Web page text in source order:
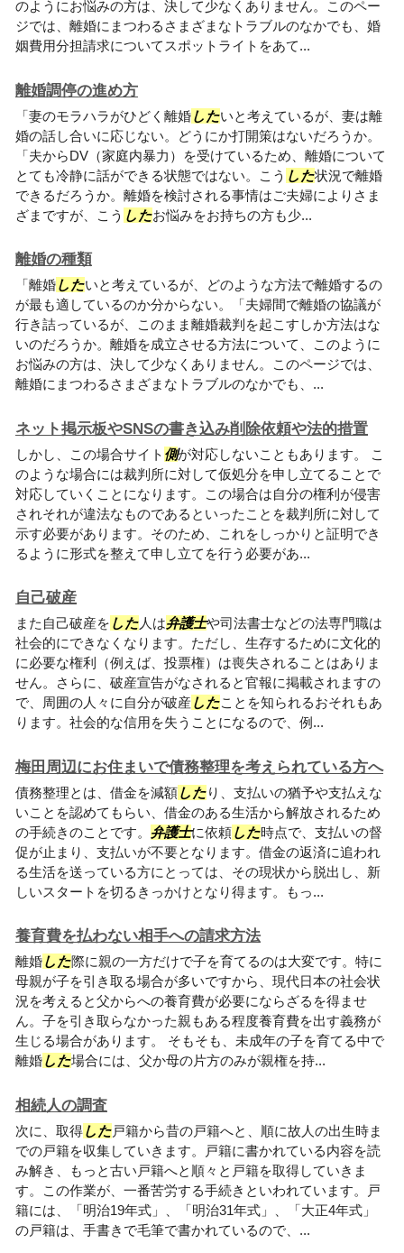
のようにお悩みの方は、決して少なくありません。このペー
ジでは、離婚にまつわるさまざまなトラブルのなかでも、婚
姻費用分担請求についてスポットライトをあて...
離婚調停の進め方
「妻のモラハラがひどく離婚したいと考えているが、妻は離
婚の話し合いに応じない。どうにか打開策はないだろうか。
「夫からDV（家庭内暴力）を受けているため、離婚について
とても冷静に話ができる状態ではない。こう した状況で離婚
できるだろうか。離婚を検討される事情はご夫婦によりさま
ざまですが、こう したお悩みをお持ちの方も少...
離婚の種類
「離婚したいと考えているが、どのような方法で離婚するの
が最も適しているのか分からない。「夫婦間で離婚の協議が
行き詰っているが、このまま離婚裁判を起こすしか方法はな
いのだろうか。離婚を成立させる方法について、このように
お悩みの方は、決して少なくありません。このページでは、
離婚にまつわるさまざまなトラブルのなかでも、...
ネット掲示板やSNSの書き込み削除依頼や法的措置
しかし、この場合サイト 側が対応しないこともあります。 こ
のような場合には裁判所に対して仮処分を申し立てることで
対応していくことになります。この場合は自分の権利が侵害
されそれが違法なものであるといったことを裁判所に対して
示す必要があります。そのため、これをしっかりと証明でき
るように形式を整えて申し立てを行う必要があ...
自己破産
また自己破産を した人は弁護士や司法書士などの法専門職は
社会的にできなくなります。ただし、生存するために文化的
に必要な権利（例えば、投票権）は喪失されることはありま
せん。さらに、破産宣告がなされると官報に掲載されますの
で、周囲の人々に自分が破産 したことを知られるおそれもあ
ります。社会的な信用を失うことになるので、例...
梅田周辺にお住まいで債務整理を考えられている方へ
債務整理とは、借金を減額したり、支払いの猶予や支払えな
いことを認めてもらい、借金のある生活から解放されるため
の手続きのことです。 弁護士に依頼した時点で、支払いの督
促が止まり、支払いが不要となります。借金の返済に追われ
る生活を送っている方にとっては、その現状から脱出し、新
しいスタートを切るきっかけとなり得ます。もっ...
養育費を払わない相手への請求方法
離婚した際に親の一方だけで子を育てるのは大変です。特に
母親が子を引き取る場合が多いですから、現代日本の社会状
況を考えると父からへの養育費が必要にならざるを得ませ
ん。子を引き取らなかった親もある程度養育費を出す義務が
生じる場合があります。 そもそも、未成年の子を育てる中で
離婚した場合には、父か母の片方のみが親権を持...
相続人の調査
次に、取得した戸籍から昔の戸籍へと、順に故人の出生時ま
での戸籍を収集していきます。戸籍に書かれている内容を読
み解き、もっと古い戸籍へと順々と戸籍を取得していきま
す。この作業が、一番苦労する手続きといわれています。戸
籍には、「明治19年式」、「明治31年式」、「大正4年式」
の戸籍は、手書きで毛筆で書かれているので、...